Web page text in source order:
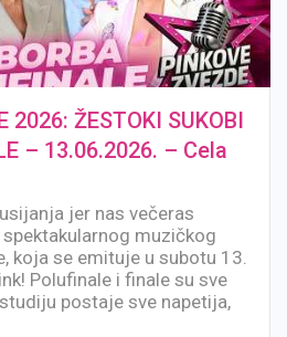
2026: ŽESTOKI SUKOBI
– 13.06.2026. – Cela
jer nas večeras
muzičkog
koja se emituje u subotu 13.
Polufinale i finale su sve
postaje sve napetija,